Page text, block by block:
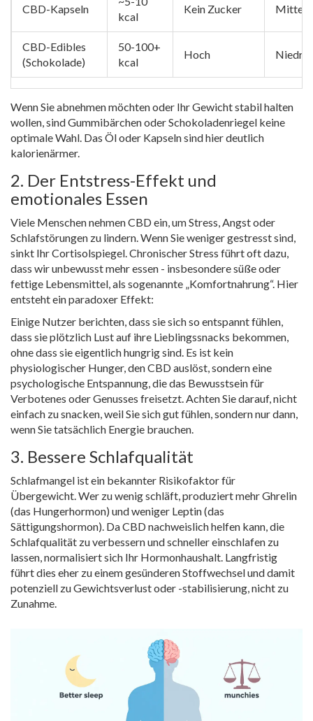
CBD-Kapseln
kcal
Kein Zucker Mittel
CBD-Edibles
(Schokolade)
50-100+
kcal
Hoch Niedrig
Wenn Sie abnehmen möchten oder Ihr Gewicht stabil halten
wollen, sind Gummibärchen oder Schokoladenriegel keine
optimale Wahl. Das Öl oder Kapseln sind hier deutlich
kalorienärmer.
2. Der Entstress-Effekt und
emotionales Essen
Viele Menschen nehmen CBD ein, um Stress, Angst oder
Schlafstörungen zu lindern. Wenn Sie weniger gestresst sind,
sinkt Ihr Cortisolspiegel. Chronischer Stress führt oft dazu,
dass wir unbewusst mehr essen - insbesondere süße oder
fettige Lebensmittel, als sogenannte „Komfortnahrung“. Hier
entsteht ein paradoxer Effekt:
Einige Nutzer berichten, dass sie sich so entspannt fühlen,
dass sie plötzlich Lust auf ihre Lieblingssnacks bekommen,
ohne dass sie eigentlich hungrig sind. Es ist kein
physiologischer Hunger, den CBD auslöst, sondern eine
psychologische Entspannung, die das Bewusstsein für
Verbotenes oder Genusses freisetzt. Achten Sie darauf, nicht
einfach zu snacken, weil Sie sich gut fühlen, sondern nur dann,
wenn Sie tatsächlich Energie brauchen.
3. Bessere Schlafqualität
Schlafmangel ist ein bekannter Risikofaktor für
Übergewicht. Wer zu wenig schläft, produziert mehr Ghrelin
(das Hungerhormon) und weniger Leptin (das
Sättigungshormon). Da CBD nachweislich helfen kann, die
Schlafqualität zu verbessern und schneller einschlafen zu
lassen, normalisiert sich Ihr Hormonhaushalt. Langfristig
führt dies eher zu einem gesünderen Stoffwechsel und damit
potenziell zu Gewichtsverlust oder -stabilisierung, nicht zu
Zunahme.